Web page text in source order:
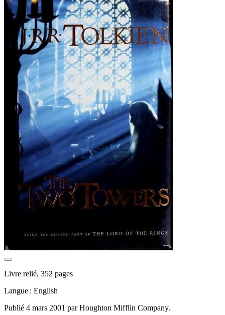
Livre relié, 352 pages
Langue : English
Publié 4 mars 2001 par Houghton Mifflin Company.